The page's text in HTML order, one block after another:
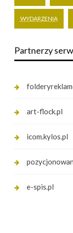
WYDARZENIA
Partnerzy
art-flock.pl
icom.kylos.pl
e-spis.pl